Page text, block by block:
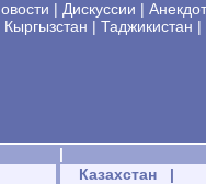
| Дискуссии |
Кыргызстан | Таджикистан |
|
Казахстан |